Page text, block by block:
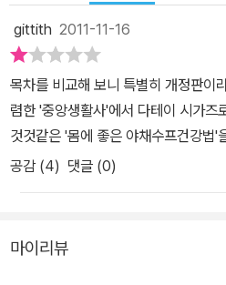
gittith 2011-11-16
목차를 비교해 보니 특별히 개정판이
렴한 '중앙생활사'에서 다테이 시가즈
것것같은 '몸에 좋은 야채수프건강법'
공감 (4) 댓글 (0)
마이리뷰